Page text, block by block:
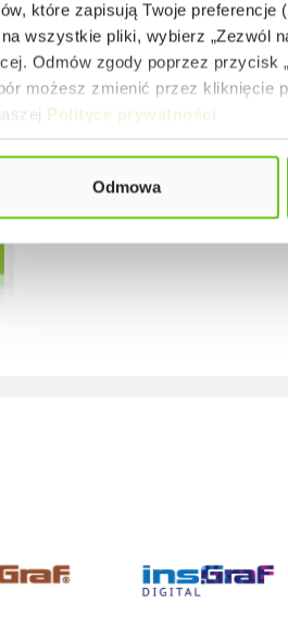
które zapisują Twoje
wszystkie pliki, wybierz „Zezwól
Odmów zgody poprzez przycisk
możesz zmienić przez kliknięcie
Polityce prywatności
Odmowa